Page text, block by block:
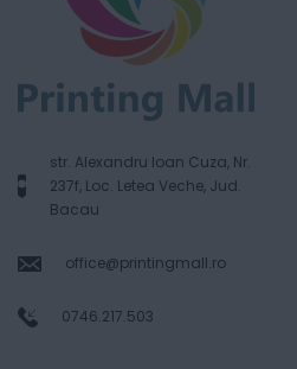
str. Alexandru Ioan Cuza, Nr.
237f, Loc. Letea Veche, Jud.
Bacau
office@printingmall.ro
0746.217.503